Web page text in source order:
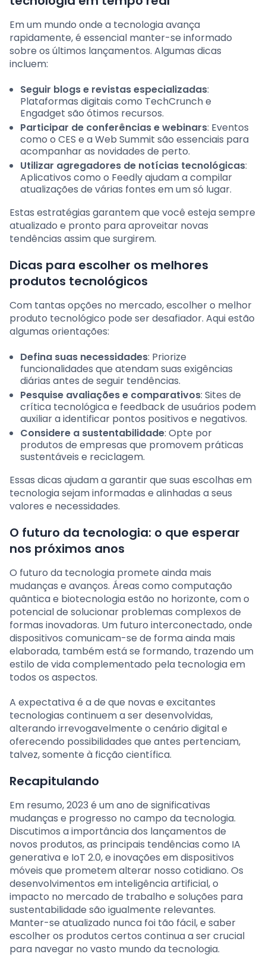
Em um mundo onde a tecnologia avança
rapidamente, é essencial manter-se informado
sobre os últimos lançamentos. Algumas dicas
incluem:
Seguir blogs e revistas especializadas:
Plataformas digitais como TechCrunch e
Engadget são ótimos recursos.
Participar de conferências e webinars: Eventos
como o CES e a Web Summit são essenciais para
acompanhar as novidades de perto.
Utilizar agregadores de notícias tecnológicas:
Aplicativos como o Feedly ajudam a compilar
atualizações de várias fontes em um só lugar.
Estas estratégias garantem que você esteja sempre
atualizado e pronto para aproveitar novas
tendências assim que surgirem.
Dicas para escolher os melhores
produtos tecnológicos
Com tantas opções no mercado, escolher o melhor
produto tecnológico pode ser desafiador. Aqui estão
algumas orientações:
Defina suas necessidades: Priorize
funcionalidades que atendam suas exigências
diárias antes de seguir tendências.
Pesquise avaliações e comparativos: Sites de
crítica tecnológica e feedback de usuários podem
auxiliar a identificar pontos positivos e negativos.
Considere a sustentabilidade: Opte por
produtos de empresas que promovem práticas
sustentáveis e reciclagem.
Essas dicas ajudam a garantir que suas escolhas em
tecnologia sejam informadas e alinhadas a seus
valores e necessidades.
O futuro da tecnologia: o que esperar
nos próximos anos
O futuro da tecnologia promete ainda mais
mudanças e avanços. Áreas como computação
quântica e biotecnologia estão no horizonte, com o
potencial de solucionar problemas complexos de
formas inovadoras. Um futuro interconectado, onde
dispositivos comunicam-se de forma ainda mais
elaborada, também está se formando, trazendo um
estilo de vida complementado pela tecnologia em
todos os aspectos.
A expectativa é a de que novas e excitantes
tecnologias continuem a ser desenvolvidas,
alterando irrevogavelmente o cenário digital e
oferecendo possibilidades que antes pertenciam,
talvez, somente à ficção científica.
Recapitulando
Em resumo, 2023 é um ano de significativas
mudanças e progresso no campo da tecnologia.
Discutimos a importância dos lançamentos de
novos produtos, as principais tendências como IA
generativa e IoT 2.0, e inovações em dispositivos
móveis que prometem alterar nosso cotidiano. Os
desenvolvimentos em inteligência artificial, o
impacto no mercado de trabalho e soluções para
sustentabilidade são igualmente relevantes.
Manter-se atualizado nunca foi tão fácil, e saber
escolher os produtos certos continua a ser crucial
para navegar no vasto mundo da tecnologia.